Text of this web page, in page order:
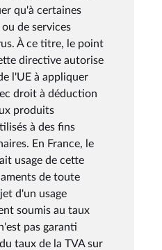
qu'à certaines
de services
À ce titre, le point
directive autorise
l'UE à appliquer
droit à déduction
produits
à des fins
En France, le
usage de cette
de toute
d'un usage
soumis au taux
pas garanti
taux de la TVA sur